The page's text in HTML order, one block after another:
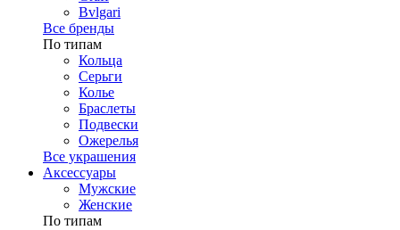
Bvlgari
Все бренды
По типам
Кольца
Серьги
Колье
Браслеты
Подвески
Ожерелья
Все украшения
Аксессуары
Мужские
Женские
По типам